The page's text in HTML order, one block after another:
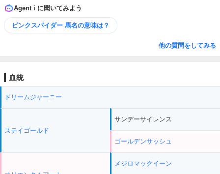
Agent i に聞いてみよう
ピンクスパイダー 馬名の意味は？
他の質問をしてみる
血統
ドリームジャーニー
ステイゴールド
サンデーサイレンス
ゴールデンサッシュ
メジロマックイーン